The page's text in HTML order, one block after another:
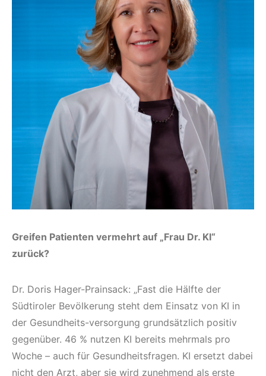
Greifen Patienten vermehrt auf „Frau Dr. KI“
zurück?
Dr. Doris Hager-Prainsack: „Fast die Hälfte der
Südtiroler Bevölkerung steht dem Einsatz von KI in
der Gesundheits-versorgung grundsätzlich positiv
gegenüber. 46 % nutzen KI bereits mehrmals pro
Woche – auch für Gesundheitsfragen. KI ersetzt dabei
nicht den Arzt, aber sie wird zunehmend als erste